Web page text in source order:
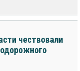
чествовали